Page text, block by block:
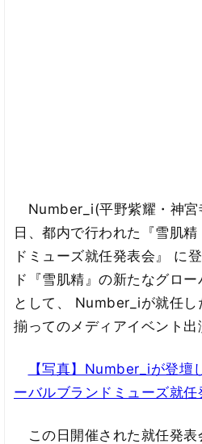
Number_i(平野紫耀・神宮
日、都内で行われた『雪肌
ドミューズ就任発表会』 に
ド『雪肌精』の新たなグロ
として、 Number_iが就任
揃ってのメディアイベント出
【写真】Number_iが登壇
ーバルブランドミューズ就
この日開催された就任発表